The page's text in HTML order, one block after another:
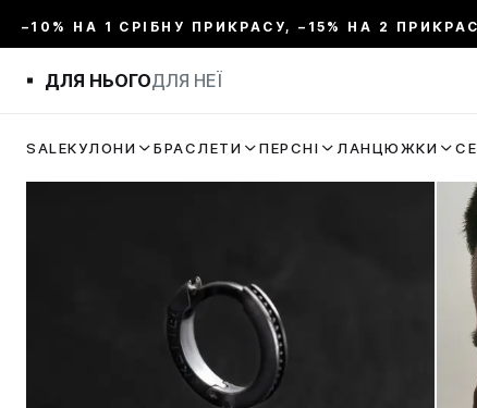
–10% НА 1 СРІБНУ ПРИКРАСУ, –15% НА 2
ДЛЯ НЬОГОДЛЯ НЕЇ
SALEКУЛОНИ БРАСЛЕТИ ПЕРСНІ ЛАНЦЮЖКИ